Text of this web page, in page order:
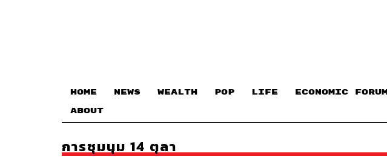
HOME NEWS WEALTH POP LIFE ECONOMIC FORUM
ABOUT
การชุมนุม 14 ตุลา